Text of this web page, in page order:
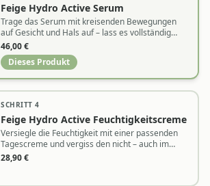
Feige Hydro Active Serum
Trage das Serum mit kreisenden Bewegungen
auf Gesicht und Hals auf – lass es vollständig
einziehen bevor du weiter pflegst.
46,00€
Dieses Produkt
SCHRITT 4
Feige Hydro Active Feuchtigkeitscreme
Versiegle die Feuchtigkeit mit einer passenden
Tagescreme und vergiss den nicht – auch im
Winter!.
28,90€